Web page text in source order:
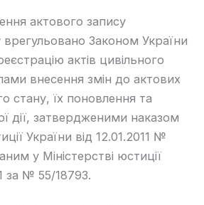
актового запису
врегульовано Законом України
актів цивільного
внесення змін до актових
стану, їх поновлення та
дії, затвердженими наказом
України від 12.01.2011 №
у Міністерстві юстиції
за № 55/18793.